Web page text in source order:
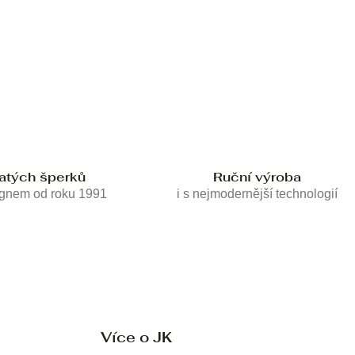
šperků
od roku 1991
Ruční výroba
i s nejmodernější technologií
Více o JK